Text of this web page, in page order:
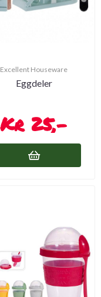
Excellent Houseware
Eggdeler
25,-